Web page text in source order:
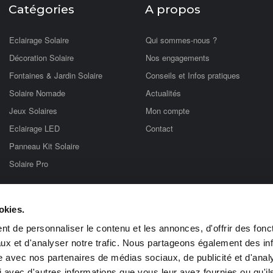
de personnaliser le contenu et les annonces, d'offrir des
et d'analyser notre trafic. Nous partageons également des
avec nos partenaires de médias sociaux, de publicité et
Catégories
Eclairage Solaire
Décoration Solaire
Fontaines & Jardin Solaire
Solaire Nomade
Jeux Solaires
Eclairage LED
Panneau Kit Solaire
Solaire Pro
A propos
Qui sommes-nous ?
Nos engagements
Conseils et Infos pratiques
Actualités
Mon compte
Contact
à l'énergie solaire photovoltaïque. Vous trouverez sur notre site
de réaliser des économies d'énergie ! Lampes solaires, éclairages
iphone, kits solaires, lampadaires solaires… Tout est chez Objetsolaire !
Balises Solaires de Jardin borne Solaire Jardin Borne Solaire
kit solaire lampe bureau solaire lampe solaire lampes solaires
Lampe solaire pratique
Eclairage Solaire Cadeau Solaire